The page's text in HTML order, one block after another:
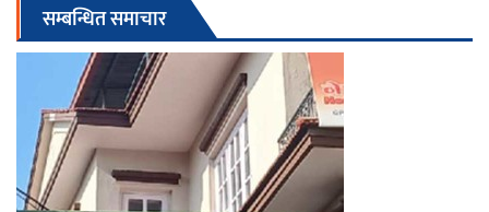
सम्बन्धित समाचार